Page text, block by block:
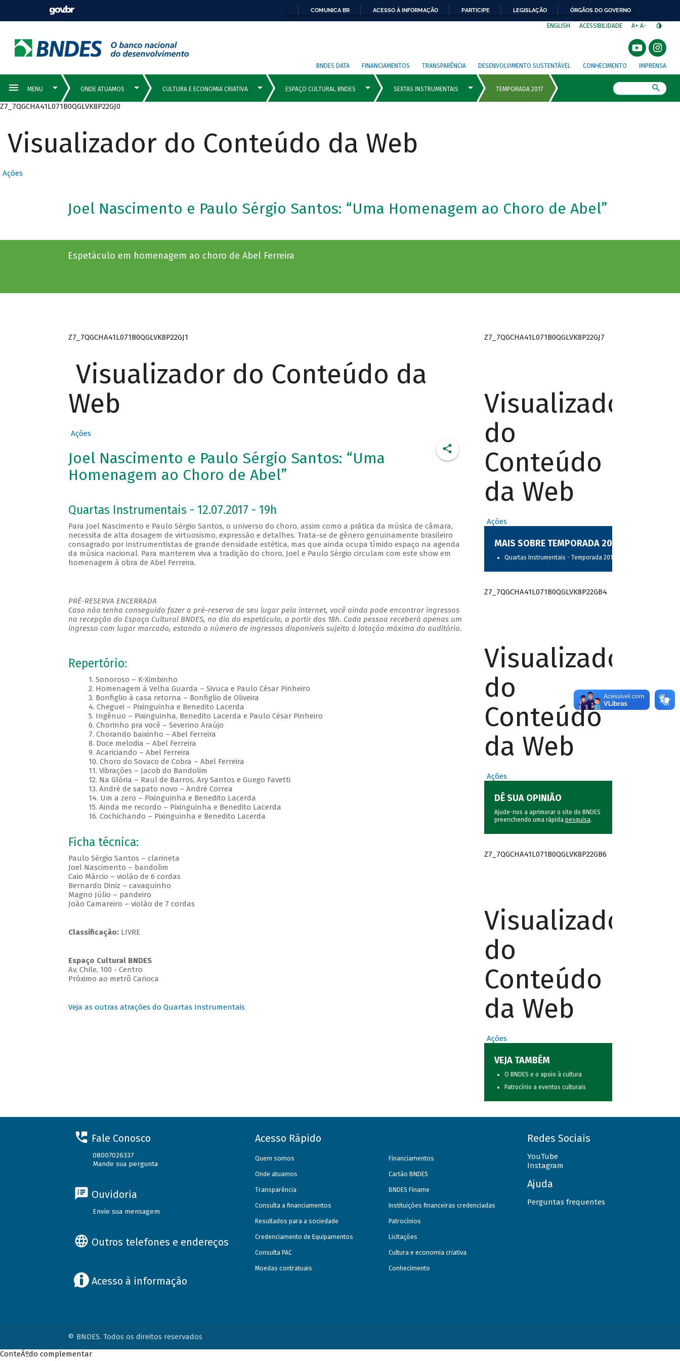
COMUNICA BR ACESSO À INFORMAÇÃO PARTICIPE LEGISLAÇÃO ÓRGÃOS DO GOVERNO
ENGLISH ACESSIBILIDADE A+ A-
BNDES DATA FINANCIAMENTOS TRANSPARÊNCIA DESENVOLVIMENTO SUSTENTÁVEL CONHECIMENTO IMPRENSA
Z7_7QGCHA41L071B0QGLVK8P22GJ0
Visualizador do Conteúdo da Web
Ações
Joel Nascimento e Paulo Sérgio Santos: “Uma Homenagem ao Choro de Abel”
Espetáculo em homenagem ao choro de Abel Ferreira
Z7_7QGCHA41L071B0QGLVK8P22GJ1
Visualizador do Conteúdo da
Web
Ações
Joel Nascimento e Paulo Sérgio Santos: “Uma
Homenagem ao Choro de Abel”
Quartas Instrumentais - 12.07.2017 - 19h
Para Joel Nascimento e Paulo Sérgio Santos, o universo do choro, assim como a prática da música de câmara,
necessita de alta dosagem de virtuosismo, expressão e detalhes. Trata-se de gênero genuinamente brasileiro
consagrado por instrumentistas de grande densidade estética, mas que ainda ocupa tímido espaço na agenda
da música nacional. Para manterem viva a tradição do choro, Joel e Paulo Sérgio circulam com este show em
homenagem à obra de Abel Ferreira.
PRÉ-RESERVA ENCERRADA
Caso não tenha conseguido fazer a pré-reserva de seu lugar pela internet, você ainda pode encontrar ingressos
na recepção do Espaço Cultural BNDES, no dia do espetáculo, a partir das 18h. Cada pessoa receberá apenas um
ingresso com lugar marcado, estando o número de ingressos disponíveis sujeito à lotação máxima do auditório.
Repertório:
1. Sonoroso – K-Ximbinho
2. Homenagem à Velha Guarda – Sivuca e Paulo César Pinheiro
3. Bonfiglio à casa retorna – Bonfiglio de Oliveira
4. Cheguei – Pixinguinha e Benedito Lacerda
5. Ingênuo – Pixinguinha, Benedito Lacerda e Paulo César Pinheiro
6. Chorinho pra você – Severino Araújo
7. Chorando baixinho – Abel Ferreira
8. Doce melodia – Abel Ferreira
9. Acariciando – Abel Ferreira
10. Choro do Sovaco de Cobra – Abel Ferreira
11. Vibrações – Jacob do Bandolim
12. Na Glória – Raul de Barros, Ary Santos e Guego Favetti
13. André de sapato novo – André Correa
14. Um a zero – Pixinguinha e Benedito Lacerda
15. Ainda me recordo – Pixinguinha e Benedito Lacerda
16. Cochichando – Pixinguinha e Benedito Lacerda
Ficha técnica:
Paulo Sérgio Santos – clarineta
Joel Nascimento – bandolim
Caio Márcio – violão de 6 cordas
Bernardo Diniz – cavaquinho
Magno Júlio – pandeiro
João Camareiro – violão de 7 cordas
Classificação:LIVRE
Espaço Cultural BNDES
Av, Chile, 100 - Centro
Próximo ao metrô Carioca
Veja as outras atrações do Quartas Instrumentais
Z7_7QGCHA41L071B0QGLVK8P22GJ7
Visualizador
do
Conteúdo
da Web
Ações
MAIS SOBRE TEMPORADA 2017
Quartas Instrumentais - Temporada 2017
Z7_7QGCHA41L071B0QGLVK8P22GB4
Visualizador
do
Conteúdo
da Web
Ações
DÊ SUA OPINIÃO
Ajude-nos a aprimorar o site do BNDES
preenchendo uma rápida pesquisa.
Z7_7QGCHA41L071B0QGLVK8P22GB6
Visualizador
do
Conteúdo
da Web
Ações
VEJA TAMBÉM
O BNDES e o apoio à cultura
Patrocínio a eventos culturais
Fale Conosco
08007026337
Mande sua pergunta
Ouvidoria
Envie sua mensagem
Outros telefones e endereços
Acesso à informação
Acesso Rápido
Quem somos
Onde atuamos
Transparência
Consulta a financiamentos
Resultados para a sociedade
Credenciamento de Equipamentos
Consulta PAC
Moedas contratuais
Financiamentos
Cartão BNDES
BNDES Finame
Instituições financeiras credenciadas
Patrocínios
Licitações
Cultura e economia criativa
Conhecimento
Redes Sociais
YouTube
Instagram
Ajuda
Perguntas frequentes
© BNDES. Todos os direitos reservados
ConteÃºdo complementar